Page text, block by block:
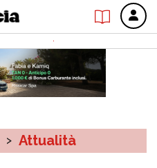
> Attualità